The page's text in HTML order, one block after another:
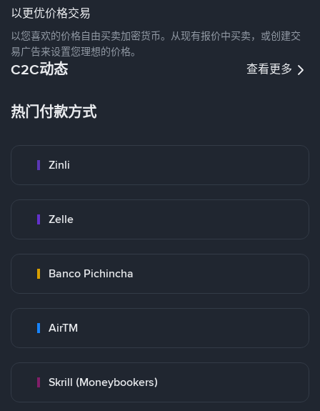
以更优价格交易
以您喜欢的价格自由买卖加密货币。从现有报价中买卖，或创建交
易广告来设置您理想的价格。
C2C动态 查看更多
热门付款方式
Zinli
Zelle
Banco Pichincha
AirTM
Skrill (Moneybookers)